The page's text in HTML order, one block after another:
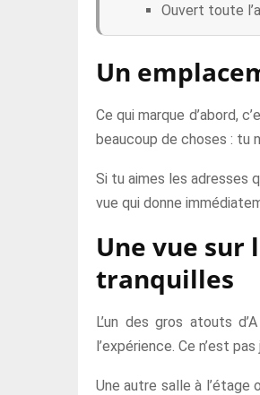
Ouvert toute
Un
Ce qui marque d’abord,
beaucoup de choses : tu
Si tu aimes les adresses
vue qui donne
Une vue sur
tranquilles
L’un des gros atouts
l’expérience. Ce n’est
Une autre salle à